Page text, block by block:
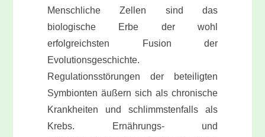
Menschliche Zellen sind das
biologische Erbe der wohl
erfolgreichsten Fusion der
Evolutionsgeschichte.
Regulationsstörungen der beteiligten
Symbionten äußern sich als chronische
Krankheiten und schlimmstenfalls als
Krebs. Ernährungs- und